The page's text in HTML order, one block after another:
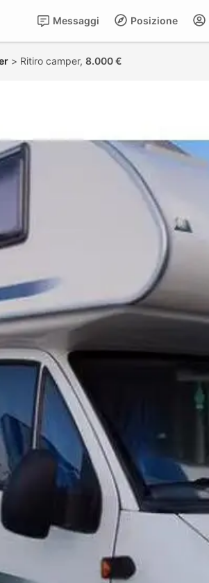
Posizione
Messaggi
> Ritiro camper, 8.000 €